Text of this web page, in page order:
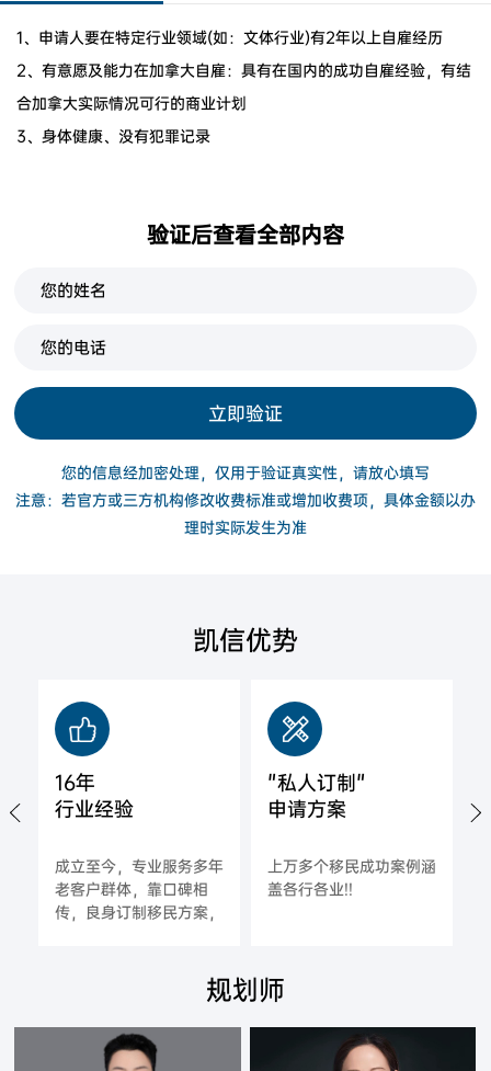
1、申请人要在特定行业领域(如：文体行业)有2年以上自雇经历
2、有意愿及能力在加拿大自雇：具有在国内的成功自雇经验，有结
合加拿大实际情况可行的商业计划
3、身体健康、没有犯罪记录
验证后查看全部内容
立即验证
您的信息经加密处理，仅用于验证真实性，请放心填写
注意：若官方或三方机构修改收费标准或增加收费项，具体金额以办
理时实际发生为准
凯信优势
16年
行业经验
成立至今，专业服务多年
老客户群体，靠口碑相
传，良身订制移民方案，
"私人订制"
申请方案
上万多个移民成功案例涵
盖各行各业!!
规划师